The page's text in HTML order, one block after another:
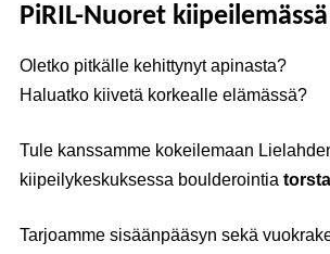
PiRIL-Nuoret kiipeilemässä
Oletko pitkälle kehittynyt apinasta?
Haluatko kiivetä korkealle elämässä?
Tule kanssamme kokeilemaan
kiipeilykeskuksessa boulderointia
Tarjoamme sisäänpääsyn sekä